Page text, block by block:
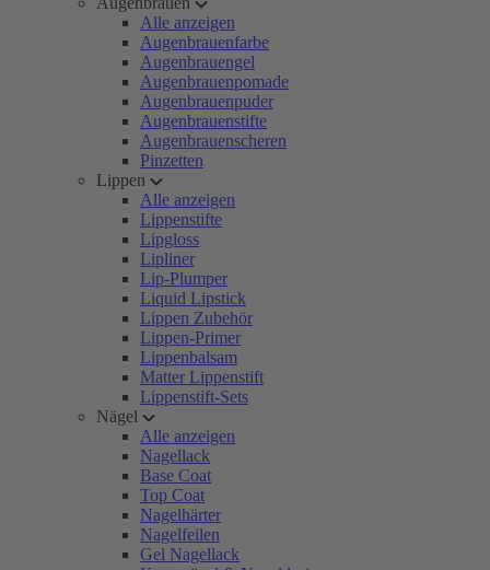
Alle anzeigen
Augenbrauenfarbe
Augenbrauengel
Augenbrauenpomade
Augenbrauenpuder
Augenbrauenstifte
Augenbrauenscheren
Pinzetten
Lippen
Alle anzeigen
Lippenstifte
Lipgloss
Lipliner
Lip-Plumper
Liquid Lipstick
Lippen Zubehör
Lippen-Primer
Lippenbalsam
Matter Lippenstift
Lippenstift-Sets
Nägel
Alle anzeigen
Nagellack
Base Coat
Top Coat
Nagelhärter
Nagelfeilen
Gel Nagellack